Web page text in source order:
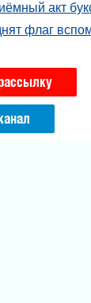
акт
флаг